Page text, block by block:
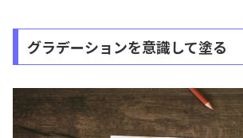
グラデーションを意識して塗る